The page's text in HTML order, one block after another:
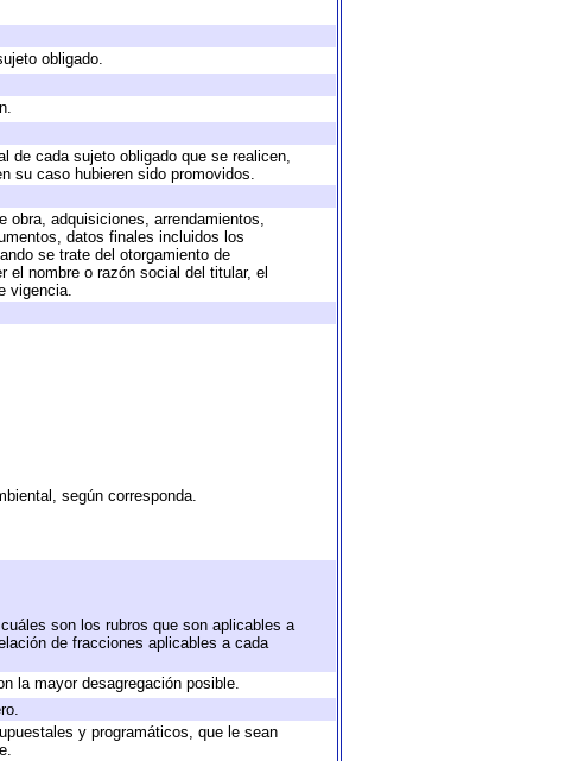
obligado.
de cada sujeto obligado que se realicen,
su caso hubieren sido promovidos.
adquisiciones, arrendamientos,
datos finales incluidos los
se trate del otorgamiento de
nombre o razón social del titular, el
vigencia.
según corresponda.
son los rubros que son aplicables a
de fracciones aplicables a cada
la mayor desagregación posible.
y programáticos, que le sean